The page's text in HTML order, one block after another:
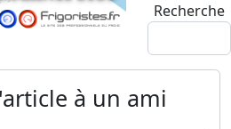
Recherche
à un ami